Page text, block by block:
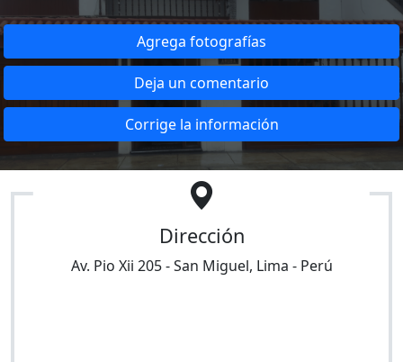
Agrega fotografías
Deja un comentario
Corrige la información
Dirección
Av. Pio Xii 205-San Miguel, Lima - Perú